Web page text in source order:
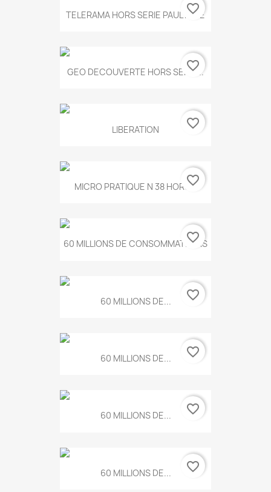
TELERAMA HORS SERIE PAUL KLEE
favorite_border
GEO DECOUVERTE HORS SERIE...
favorite_border
LIBERATION favorite_border
MICRO PRATIQUE N 38 HORS...
favorite_border
60 MILLIONS DE CONSOMMATEURS
favorite_border
60 MILLIONS DE... favorite_border
60 MILLIONS DE... favorite_border
60 MILLIONS DE... favorite_border
60 MILLIONS DE... favorite_border